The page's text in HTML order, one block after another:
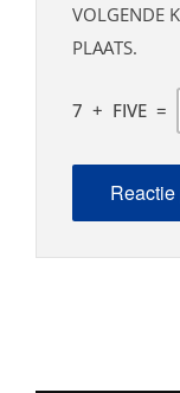
VOLGENDE
PLAATS.
7 + FIVE =